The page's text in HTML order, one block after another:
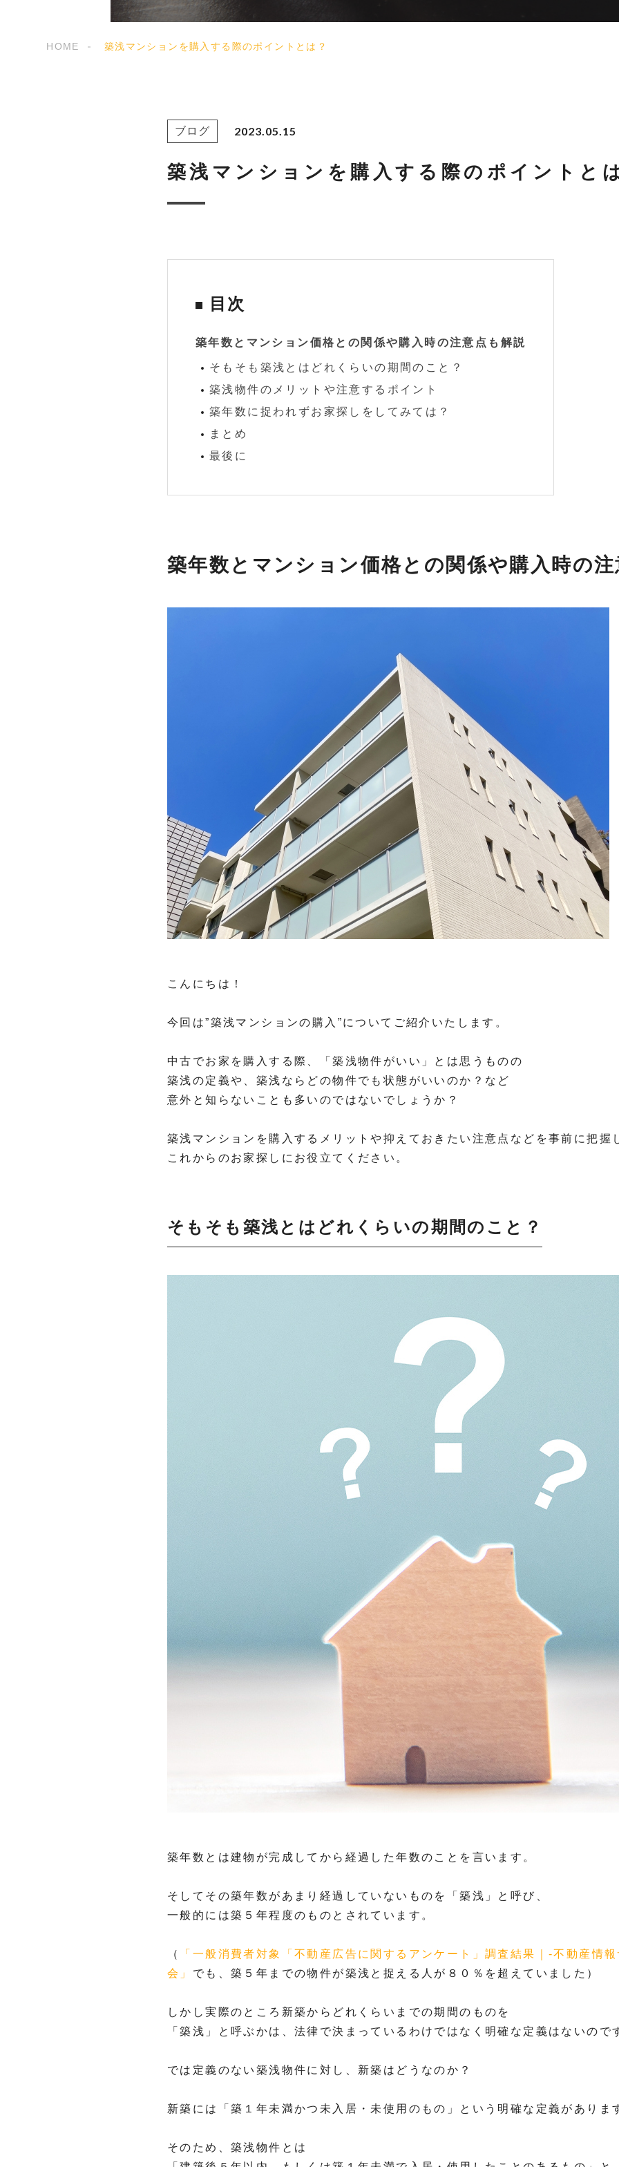
HOME 築浅マンションを購入する際のポイントとは？
ブログ 2023.05.15
築浅マンションを購入する際のポイントと
目次
築年数とマンション価格との関係や購入時の注意点も解説
そもそも築浅とはどれくらいの期間のこと？
築浅物件のメリットや注意するポイント
築年数に捉われずお家探しをしてみては？
まとめ
最後に
築年数とマンション価格との関係や購入時の
こんにちは！
今回は”築浅マンションの購入”についてご紹介いたします。
中古でお家を購入する際、「築浅物件がいい」とは思うものの
築浅の定義や、築浅ならどの物件でも状態がいいのか？など
意外と知らないことも多いのではないでしょうか？
築浅マンションを購入するメリットや抑えておきたい注意点などを事前に把握
これからのお家探しにお役立てください。
そもそも築浅とはどれくらいの期間のこと？
築年数とは建物が完成してから経過した年数のことを言います。
そしてその築年数があまり経過していないものを「築浅」と呼び、
一般的には築５年程度のものとされています。
（
「一般消費者対象「不動産広告に関するアンケート」調査結果｜-不動産情
会」 でも、築５年までの物件が築浅と捉える人が８０％を超えていました）
しかし実際のところ新築からどれくらいまでの期間のものを
「築浅」と呼ぶかは、法律で決まっているわけではなく明確な定義はないので
では定義のない築浅物件に対し、新築はどうなのか？
新築には「築１年未満かつ未入居・未使用のもの」という明確な定義がありま
そのため、築浅物件とは